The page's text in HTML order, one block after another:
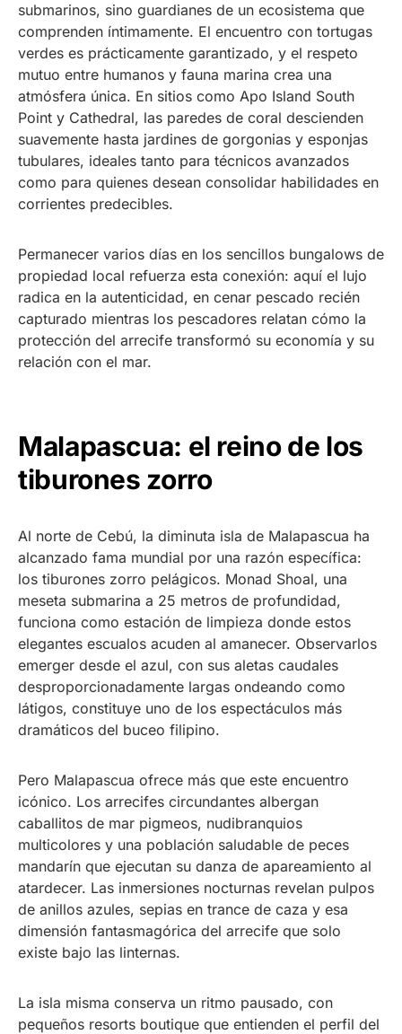
submarinos, sino guardianes de un ecosistema que
comprenden íntimamente. El encuentro con tortugas
verdes es prácticamente garantizado, y el respeto
mutuo entre humanos y fauna marina crea una
atmósfera única. En sitios como Apo Island South
Point y Cathedral, las paredes de coral descienden
suavemente hasta jardines de gorgonias y esponjas
tubulares, ideales tanto para técnicos avanzados
como para quienes desean consolidar habilidades en
corrientes predecibles.
Permanecer varios días en los sencillos bungalows de
propiedad local refuerza esta conexión: aquí el lujo
radica en la autenticidad, en cenar pescado recién
capturado mientras los pescadores relatan cómo la
protección del arrecife transformó su economía y su
relación con el mar.
Malapascua: el reino de los
tiburones zorro
Al norte de Cebú, la diminuta isla de Malapascua ha
alcanzado fama mundial por una razón específica:
los tiburones zorro pelágicos. Monad Shoal, una
meseta submarina a 25 metros de profundidad,
funciona como estación de limpieza donde estos
elegantes escualos acuden al amanecer. Observarlos
emerger desde el azul, con sus aletas caudales
desproporcionadamente largas ondeando como
látigos, constituye uno de los espectáculos más
dramáticos del buceo filipino.
Pero Malapascua ofrece más que este encuentro
icónico. Los arrecifes circundantes albergan
caballitos de mar pigmeos, nudibranquios
multicolores y una población saludable de peces
mandarín que ejecutan su danza de apareamiento al
atardecer. Las inmersiones nocturnas revelan pulpos
de anillos azules, sepias en trance de caza y esa
dimensión fantasmagórica del arrecife que solo
existe bajo las linternas.
La isla misma conserva un ritmo pausado, con
pequeños resorts boutique que entienden el perfil del